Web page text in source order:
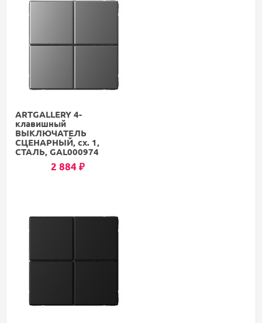
ARTGALLERY 4-
клавишный
ВЫКЛЮЧАТЕЛЬ
СЦЕНАРНЫЙ, сх. 1,
СТАЛЬ, GAL000974
2 884 ₽